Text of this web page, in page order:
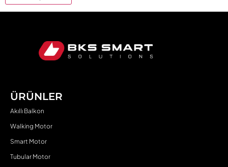
ÜRÜNLER
Akıllı Balkon
Walking Motor
Smart Motor
Tubular Motor